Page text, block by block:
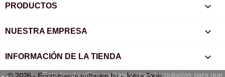
PRODUCTOS 
NUESTRA EMPRESA 
INFORMACIÓN DE LA TIENDA keyboard_arrow_down
Esta tienda utiliza cookies y otras tecnologías para que